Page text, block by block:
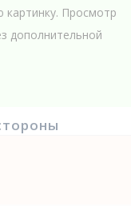
картинку. Просмотр
дополнительной